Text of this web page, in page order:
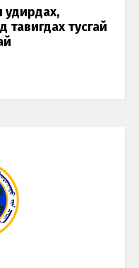
удирдах,
тавигдах тусгай